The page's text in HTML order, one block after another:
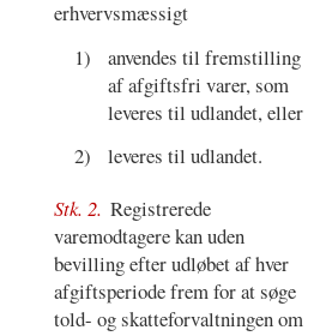
erhvervsmæssigt
1)
anvendes til fremstilling
af afgiftsfri varer, som
leveres til udlandet, eller
2)
leveres til udlandet.
Stk. 2. Registrerede
varemodtagere kan uden
bevilling efter udløbet af hver
afgiftsperiode frem for at søge
told- og skatteforvaltningen om